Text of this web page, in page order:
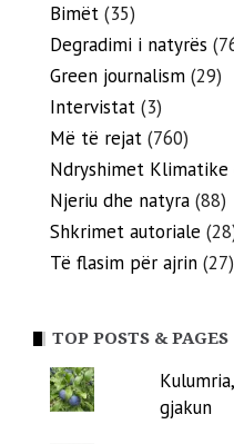
Bimët (35)
Degradimi i natyrës
Green journalism (29)
Intervistat (3)
Më të rejat (760)
Ndryshimet Klimatike
Njeriu dhe natyra (88)
Shkrimet autoriale
Të flasim për ajrin (27)
TOP POSTS & PAGES
gjakun